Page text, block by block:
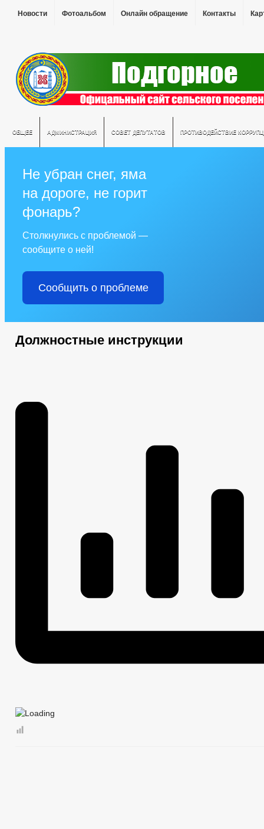
Новости Фотоальбом Онлайн обращение Контакты
ОБЩЕЕ АДМИНИСТРАЦИЯ СОВЕТ ДЕПУТАТОВ ПРОТИВОДЕЙСТВИЕ
Не убран снег, яма
на дороге, не горит
фонарь?
Столкнулись с проблемой —
сообщите о ней!
Сообщить о проблеме
Должностные инструкции